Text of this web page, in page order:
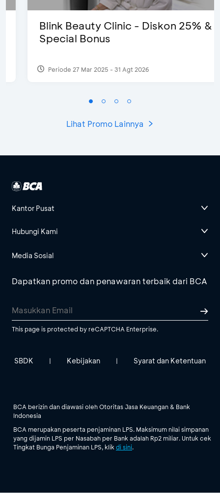
Blink Beauty Clinic - Diskon 25% &
Special Bonus
Periode 27 Mar 2025 - 31 Agt 2026
Lihat Promo Lainnya
Kantor Pusat
Hubungi Kami
Media Sosial
Dapatkan promo dan penawaran terbaik dari BCA
This page is protected by reCAPTCHA Enterprise.
SBDK | Kebijakan | Syarat dan Ketentuan
BCA berizin dan diawasi oleh Otoritas Jasa Keuangan & Bank
Indonesia
BCA merupakan peserta penjaminan LPS. Maksimum nilai simpanan
yang dijamin LPS per Nasabah per Bank adalah Rp2 miliar. Untuk cek
Tingkat Bunga Penjaminan LPS, klik di sini.